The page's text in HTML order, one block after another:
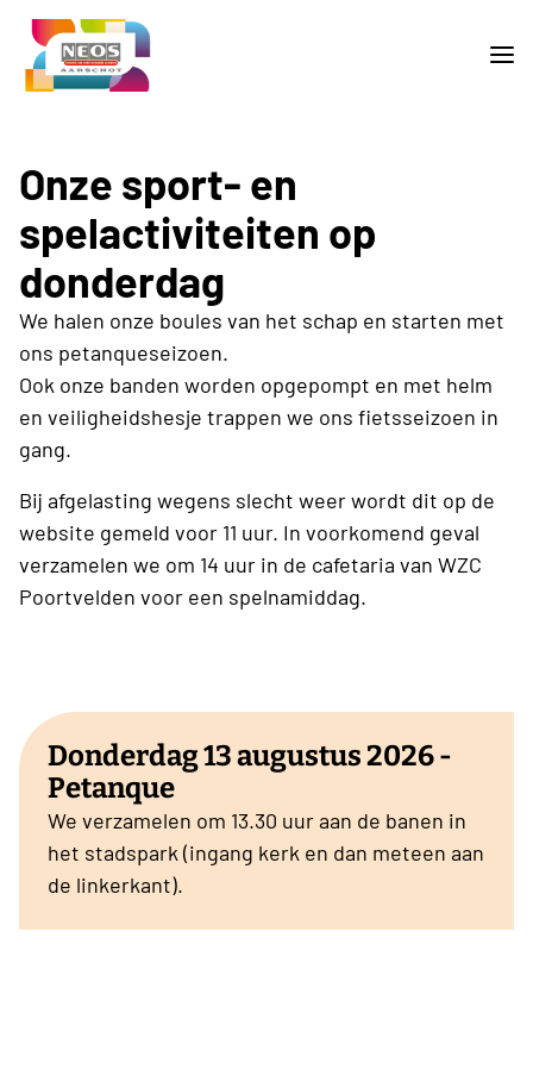
Onze sport- en
spelactiviteiten op
donderdag
We halen onze boules van het schap en starten met
ons petanqueseizoen.
Ook onze banden worden opgepompt en met helm
en veiligheidshesje trappen we ons fietsseizoen in
gang.
Bij afgelasting wegens slecht weer wordt dit op de
website gemeld voor 11 uur. In voorkomend geval
verzamelen we om 14 uur in de cafetaria van WZC
Poortvelden voor een spelnamiddag.
Donderdag 13 augustus 2026 -
Petanque
We verzamelen om 13.30 uur aan de banen in
het stadspark (ingang kerk en dan meteen aan
de linkerkant).